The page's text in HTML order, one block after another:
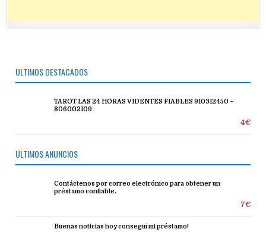
ÚLTIMOS DESTACADOS
TAROT LAS 24 HORAS VIDENTES FIABLES 910312450 –
806002109
4€
ÚLTIMOS ANUNCIOS
Contáctenos por correo electrónico para obtener un
préstamo confiable.
7€
Buenas noticias hoy conseguí mi préstamo!